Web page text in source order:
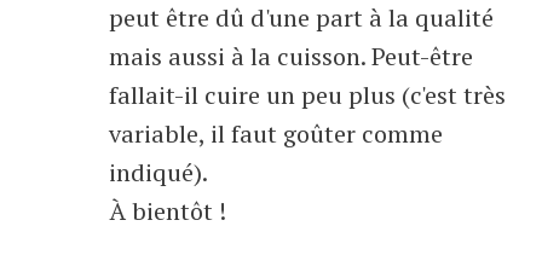
peut être dû d'une part à la qualité
mais aussi à la cuisson. Peut-être
fallait-il cuire un peu plus (c'est très
variable, il faut goûter comme
indiqué).
À bientôt !